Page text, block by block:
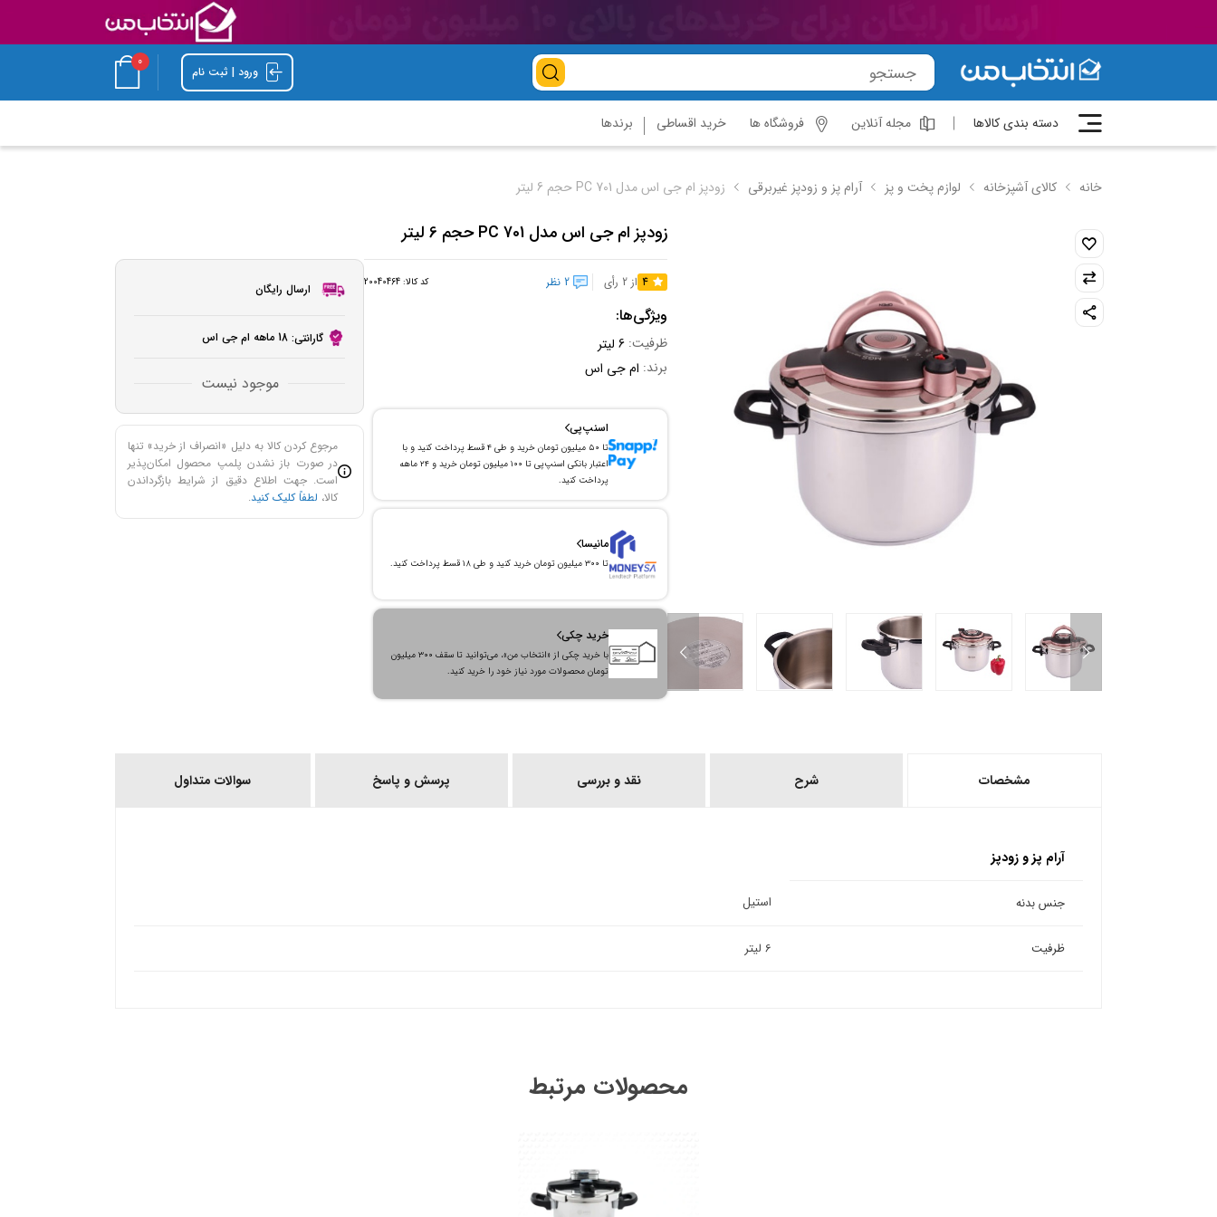
ورود | ثبت نام
0
دسته بندی کالاها مجله آنلاین فروشگاه ها خرید اقساطی برندها
خانه کالای آشپزخانه لوازم پخت و پز آرام پز و زودپز غیربرقی زودپز ام جی اس مدل PC 701 حجم 6 لیتر
زودپز ام جی اس مدل PC 701 حجم 6 لیتر
4 از 2 رأی 2 نظر کد کالا: 20040464
ویژگی‌ها:
ظرفیت: 6 لیتر
برند: ام جی اس
اسنپ‌پی
تا ۵۰ میلیون تومان خرید و طی ۴ قسط پرداخت کنید و با
اعتبار بانکی اسنپ‌پی تا ۱۰۰ میلیون تومان خرید و ۲۴ ماهه
پرداخت کنید.
مانیسا
تا ۳۰۰ میلیون تومان خرید کنید و طی ۱۸ قسط پرداخت کنید.
خرید چکی
با خرید چکی از «انتخاب من»، می‌توانید تا سقف ۳۰۰ میلیون
تومان محصولات مورد نیاز خود را خرید کنید.
ارسال رایگان
گارانتی: 18 ماهه ام جی اس
موجود نیست
مرجوع کردن کالا به دلیل «انصراف از خرید» تنها
در صورت باز نشدن پلمپ محصول امکان‌پذیر
است. جهت اطلاع دقیق از شرایط بازگرداندن
کالا، لطفاً کلیک کنید.
مشخصات شرح نقد و بررسی پرسش و پاسخ سوالات متداول
آرام پز و زودپز
جنس بدنه استیل
ظرفیت 6 لیتر
محصولات مرتبط